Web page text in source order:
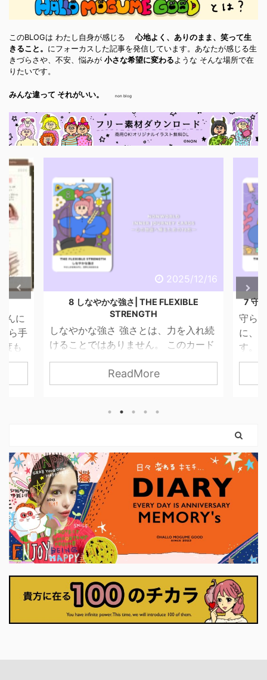
このBLOGは わたし自身が感じる心地よく、ありのまま、笑って生
きること。 にフォーカスした記事を発信しています。あなたが感じる生
きづらさや、不安、悩みが 小さな希望に変わる ような そんな場所で在
りたいです。
みんな違って それがいい。 non blog
4/29
んに
ら手
も
せ
思っ
ーに
ま
押せ
2025/12/16
8 しなやかな強さ| THE FLEXIBLE
STRENGTH
しなやかな強さ 強さとは、力を入れ続
けることではありません。 このカード
が描くのは、やさしさを失わずに、世
界と関わっていく力。 無理に押し切ら
なくてもいい。 我慢し続けなくてもい
け力を使えばいいのです。 弓を引く手
に、やさしさを捨てなくていい」 とい
うことを教えてくれます。 前のカード
で育ててきた意志は、 ここで初めて、
外の世界に触れはじめます。 それは大
きな行動でなくてもかまいません。 小
さく ...
ReadMore
7 守
守ら
に、
す。
って
ちゃ
りも
に、